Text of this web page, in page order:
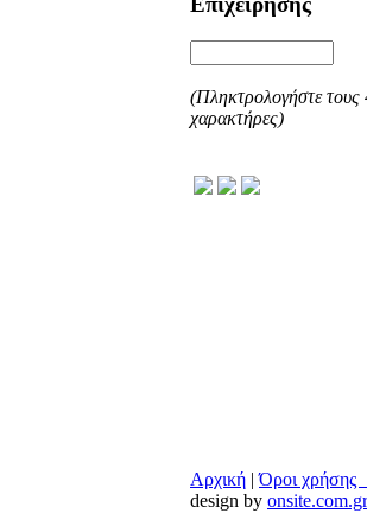
(Πληκτρολογήστε
χαρακτήρες)
Αρχική |Όροι χρήσης
design by onsite.com.gr